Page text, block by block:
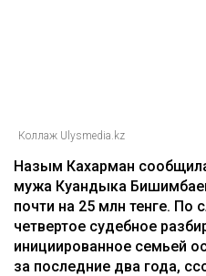
Коллаж Ulysmedia.kz
Назым Кахарман
мужа Куандыка
почти на 25 млн тенге. По
четвертое судебное
инициированное семьей
за последние два года,